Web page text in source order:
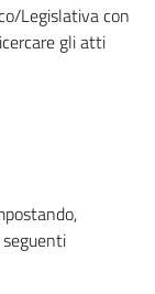
Legislativa con
gli atti